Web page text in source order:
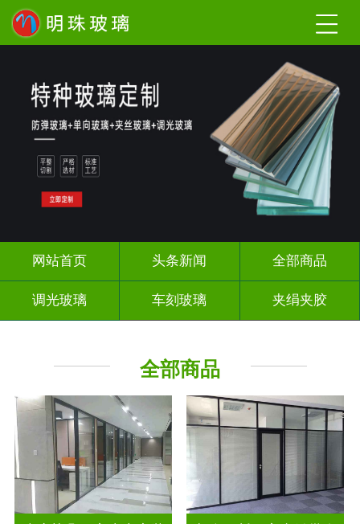
网站首页 头条新闻 全部商品
调光玻璃 车刻玻璃 夹绢夹胶
智能镜子
全部商品